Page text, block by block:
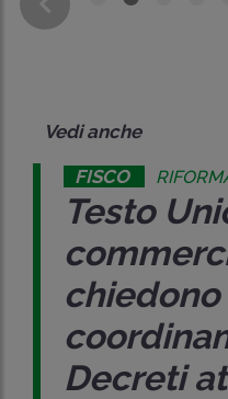
Vedi anche
FISCO
Testo
chiedono
Decreti